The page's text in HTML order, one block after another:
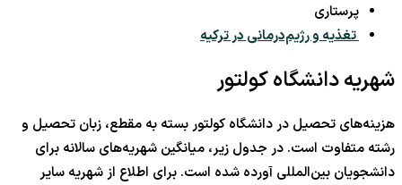
پرستاری
تغذیه و رژیم‌درمانی در ترکیه
شهریه دانشگاه کولتور
هزینه‌های تحصیل در دانشگاه کولتور بسته به مقطع، زبان تحصیل و
رشته متفاوت است. در جدول زیر، میانگین شهریه‌های سالانه برای
دانشجویان بین‌المللی آورده شده است. برای اطلاع از شهریه سایر